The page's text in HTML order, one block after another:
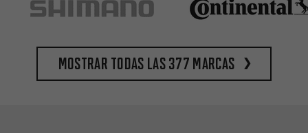
Mostrar todas las 377 marcas